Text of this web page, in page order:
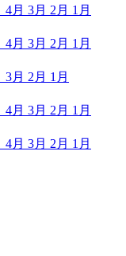
4月 3月 2月 1月
4月 3月 2月 1月
3月 2月 1月
4月 3月 2月 1月
4月 3月 2月 1月